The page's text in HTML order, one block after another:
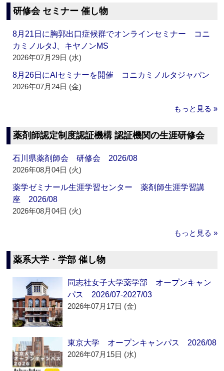
研修会 セミナー 催し物
8月21日に胸郭出口症候群でオンラインセミナー コニ
カミノルタJ、キヤノンMS
2026年07月29日 (水)
8月26日にAIセミナーを開催 コニカミノルタジャパン
2026年07月24日 (金)
もっと見る »
薬剤師認定制度認証機構 認証機関の生涯研修会
石川県薬剤師会 研修会 2026/08
2026年08月04日 (火)
薬学ゼミナール生涯学習センター 薬剤師生涯学習講
座 2026/08
2026年08月04日 (火)
もっと見る »
薬系大学・学部 催し物
同志社女子大学薬学部 オープンキャン
パス 2026/07-2027/03
2026年07月17日 (金)
東京大学 オープンキャンパス 2026/08
2026年07月15日 (水)